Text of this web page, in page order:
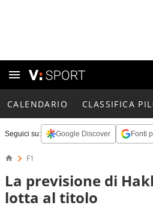
CALENDARIO CLASSIFICA
Seguici su: Google Discover Fonti
F1
La previsione di
lotta al titolo